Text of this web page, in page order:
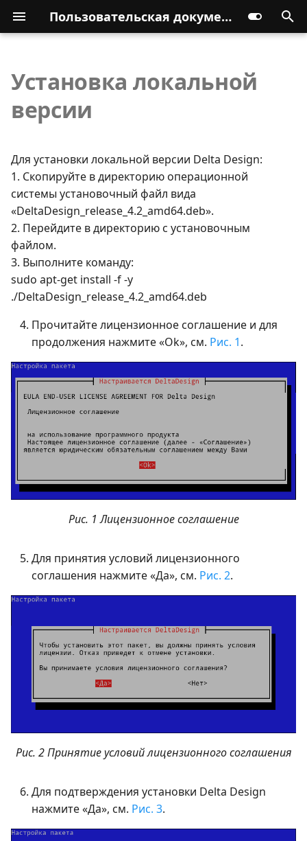
Пользовательская документация
Установка локальной
версии
Для установки локальной версии Delta Design:
1. Скопируйте в директорию операционной
системы установочный файл вида
«DeltaDesign_release_4.2_amd64.deb».
2. Перейдите в директорию с установочным
файлом.
3. Выполните команду:
sudo apt-get install -f -y
./DeltaDesign_release_4.2_amd64.deb
Прочитайте лицензионное соглашение и для
продолжения нажмите «Ok», см. Рис. 1.
Рис. 1 Лицензионное соглашение
Для принятия условий лицензионного
соглашения нажмите «Да», см. Рис. 2.
Рис. 2 Принятие условий лицензионного соглашения
Для подтверждения установки Delta Design
нажмите «Да», см. Рис. 3.